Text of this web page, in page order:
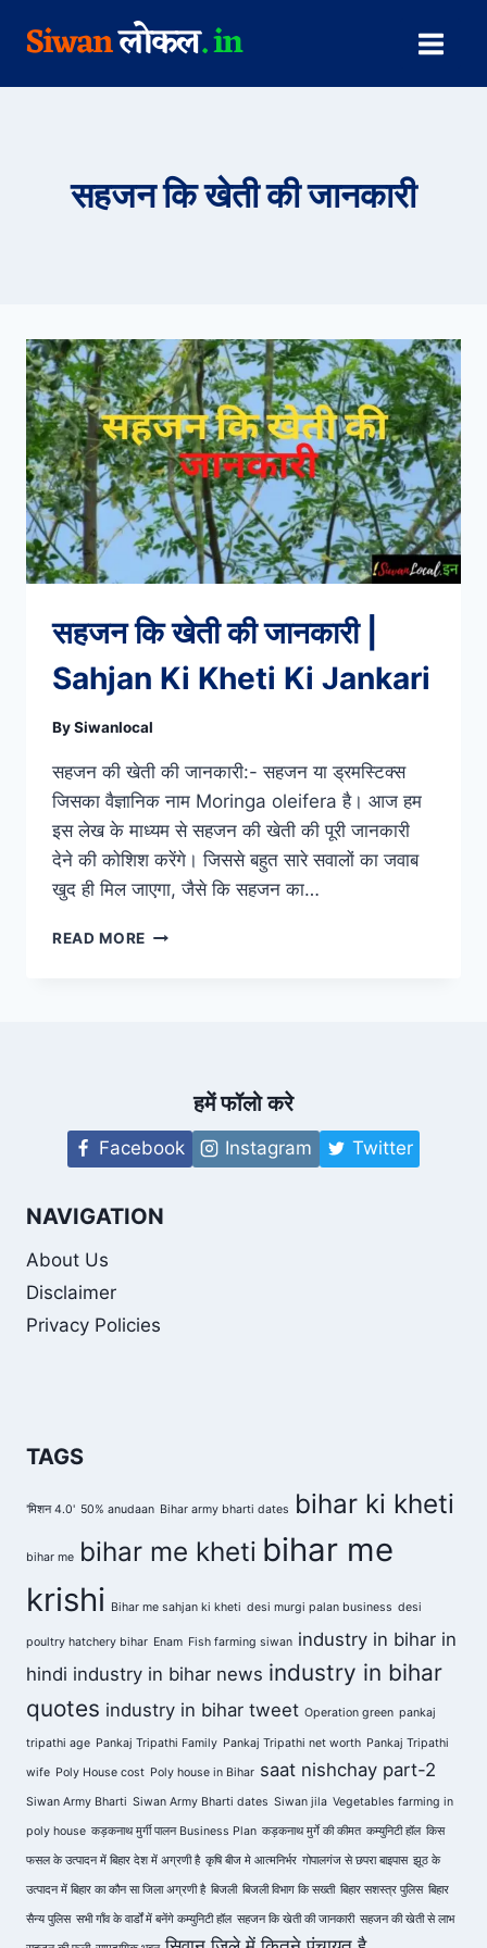
सहजन कि खेती की जानकारी
सहजन कि खेती की जानकारी |
Sahjan Ki Kheti Ki Jankari
BySiwanlocal
सहजन की खेती की जानकारी:- सहजन या ड्रमस्टिक्स
जिसका वैज्ञानिक नाम Moringa oleifera है। आज हम
इस लेख के माध्यम से सहजन की खेती की पूरी जानकारी
देने की कोशिश करेंगे। जिससे बहुत सारे सवालों का जवाब
खुद ही मिल जाएगा, जैसे कि सहजन का…
READ MORE सहजन
JANKARI
हमें फॉलो करे
Facebook Instagram Twitter
NAVIGATION
About Us
Disclaimer
Privacy Policies
TAGS
'मिशन 4.0' 50% anudaan Bihar army bharti dates bihar ki kheti
bihar me bihar me kheti bihar me
krishi Bihar me sahjan ki kheti desi murgi palan business desi
poultry hatchery bihar Enam Fish farming siwan industry in bihar in
hindi industry in bihar news industry in bihar
quotes industry in bihar tweet Operation green pankaj
tripathi age Pankaj Tripathi Family Pankaj Tripathi net worth Pankaj Tripathi
wife Poly House cost Poly house in Bihar saat nishchay part-2
Siwan Army Bharti Siwan Army Bharti dates Siwan jila Vegetables farming in
poly house कड़कनाथ मुर्गी पालन Business Plan कड़कनाथ मुर्गे की कीमत कम्युनिटी हॉल किस
फसल के उत्पादन में बिहार देश में अग्रणी है कृषि बीज मे आत्मनिर्भर गोपालगंज से छपरा बाइपास झूठ के
उत्पादन में बिहार का कौन सा जिला अग्रणी है बिजली बिजली विभाग कि सख्ती बिहार सशस्त्र पुलिस बिहार
सैन्य पुलिस सभी गाँव के वार्डों में बनेंगे कम्युनिटी हॉल सहजन कि खेती की जानकारी सहजन की खेती से लाभ